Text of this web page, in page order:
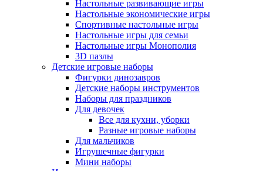
Настольные развивающие игры
Настольные экономические игры
Спортивные настольные игры
Настольные игры для семьи
Настольные игры Монополия
3D пазлы
Детские игровые наборы
Фигурки динозавров
Детские наборы инструментов
Наборы для праздников
Для девочек
Все для кухни, уборки
Разные игровые наборы
Для мальчиков
Игрушечные фигурки
Мини наборы